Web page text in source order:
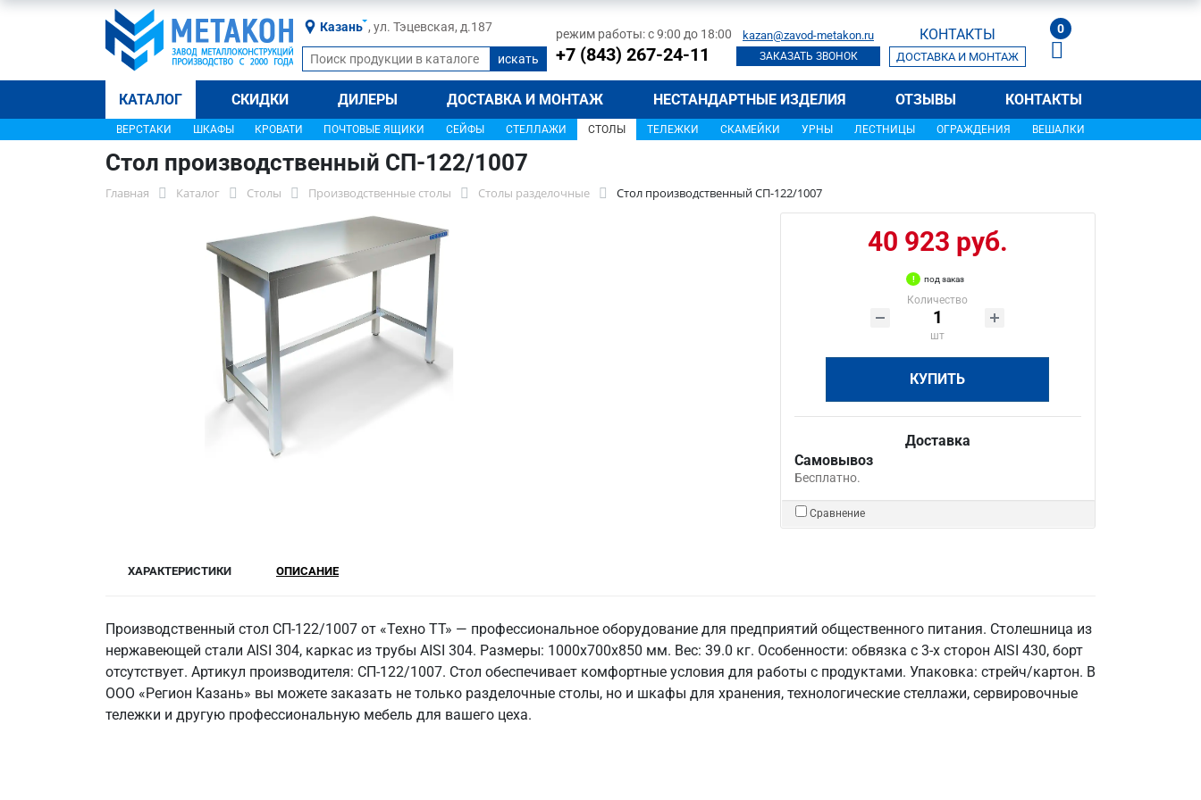
Казань , ул. Тэцевская, д.187 режим работы: с 9:00 до 18:00
+7 (843) 267-24-11
kazan@zavod-metakon.ru
ЗАКАЗАТЬ ЗВОНОК
КОНТАКТЫ
ДОСТАВКА И МОНТАЖ
0
КАТАЛОГ СКИДКИ ДИЛЕРЫ ДОСТАВКА И МОНТАЖ НЕСТАНДАРТНЫЕ ИЗДЕЛИЯ ОТЗЫВЫ КОНТАКТЫ
ВЕРСТАКИ ШКАФЫ КРОВАТИ ПОЧТОВЫЕ ЯЩИКИ СЕЙФЫ СТЕЛЛАЖИ СТОЛЫ ТЕЛЕЖКИ СКАМЕЙКИ УРНЫ ЛЕСТНИЦЫ ОГРАЖДЕНИЯ ВЕШАЛКИ
Стол производственный СП-122/1007
Главная Каталог Столы Производственные столы Столы разделочные Стол производственный СП-122/1007
40 923 руб.
под заказ
Количество
шт
КУПИТЬ
Доставка
Самовывоз
Бесплатно.
Сравнение
ХАРАКТЕРИСТИКИ ОПИСАНИЕ
Производственный стол СП-122/1007 от «Техно ТТ» — профессиональное оборудование для предприятий общественного питания. Столешница из
нержавеющей стали AISI 304, каркас из трубы AISI 304. Размеры: 1000x700x850 мм. Вес: 39.0 кг. Особенности: обвязка с 3-х сторон AISI 430, борт
отсутствует. Артикул производителя: СП-122/1007. Стол обеспечивает комфортные условия для работы с продуктами. Упаковка: стрейч/картон. В
ООО «Регион Казань» вы можете заказать не только разделочные столы, но и шкафы для хранения, технологические стеллажи, сервировочные
тележки и другую профессиональную мебель для вашего цеха.